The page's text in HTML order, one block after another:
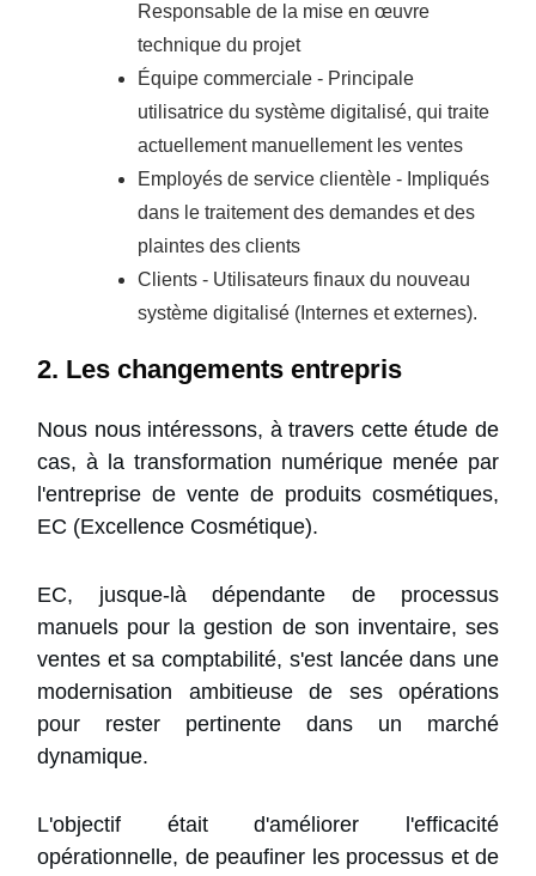
Responsable de la mise en œuvre
technique du projet
Équipe commerciale - Principale
utilisatrice du système digitalisé, qui traite
actuellement manuellement les ventes
Employés de service clientèle - Impliqués
dans le traitement des demandes et des
plaintes des clients
Clients - Utilisateurs finaux du nouveau
système digitalisé (Internes et externes).
2. Les changements entrepris
Nous nous intéressons, à travers cette étude de
cas, à la transformation numérique menée par
l'entreprise de vente de produits cosmétiques,
EC (Excellence Cosmétique).
EC, jusque-là dépendante de processus
manuels pour la gestion de son inventaire, ses
ventes et sa comptabilité, s'est lancée dans une
modernisation ambitieuse de ses opérations
pour rester pertinente dans un marché
dynamique.
L'objectif était d'améliorer l'efficacité
opérationnelle, de peaufiner les processus et de